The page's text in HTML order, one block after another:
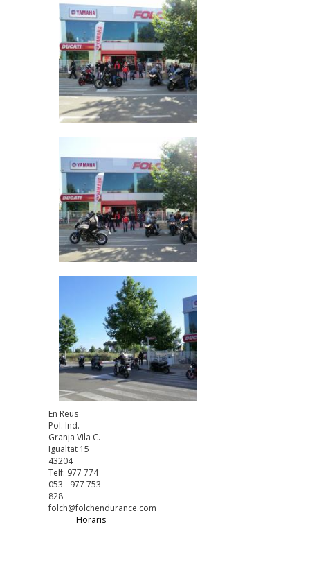
En Reus
Pol. Ind.
Granja Vila C.
Igualtat 15
43204
Telf: 977 774
053 - 977 753
828
folch@folchendurance.com
Horaris